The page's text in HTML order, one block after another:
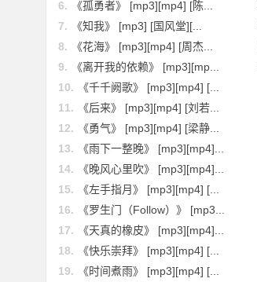
6.
《孤勇者》 [mp3][mp4] [陈...
7.
《知我》 [mp3] [国风堂][...
8.
《花海》 [mp3][mp4] [周杰...
9.
《离开我的依赖》 [mp3][mp...
10.
《千千阙歌》 [mp3][mp4] [...
11.
《后来》 [mp3][mp4] [刘若...
12.
《勇气》 [mp3][mp4] [梁静...
13.
《雨下一整晚》 [mp3][mp4]...
14.
《晚风心里吹》 [mp3][mp4]...
15.
《左手指月》 [mp3][mp4] [...
16.
《罗生门（Follow）》 [mp3...
17.
《天真的橡皮》 [mp3][mp4]...
18.
《快乐崇拜》 [mp3][mp4] [...
19.
《时间煮雨》 [mp3][mp4] [...